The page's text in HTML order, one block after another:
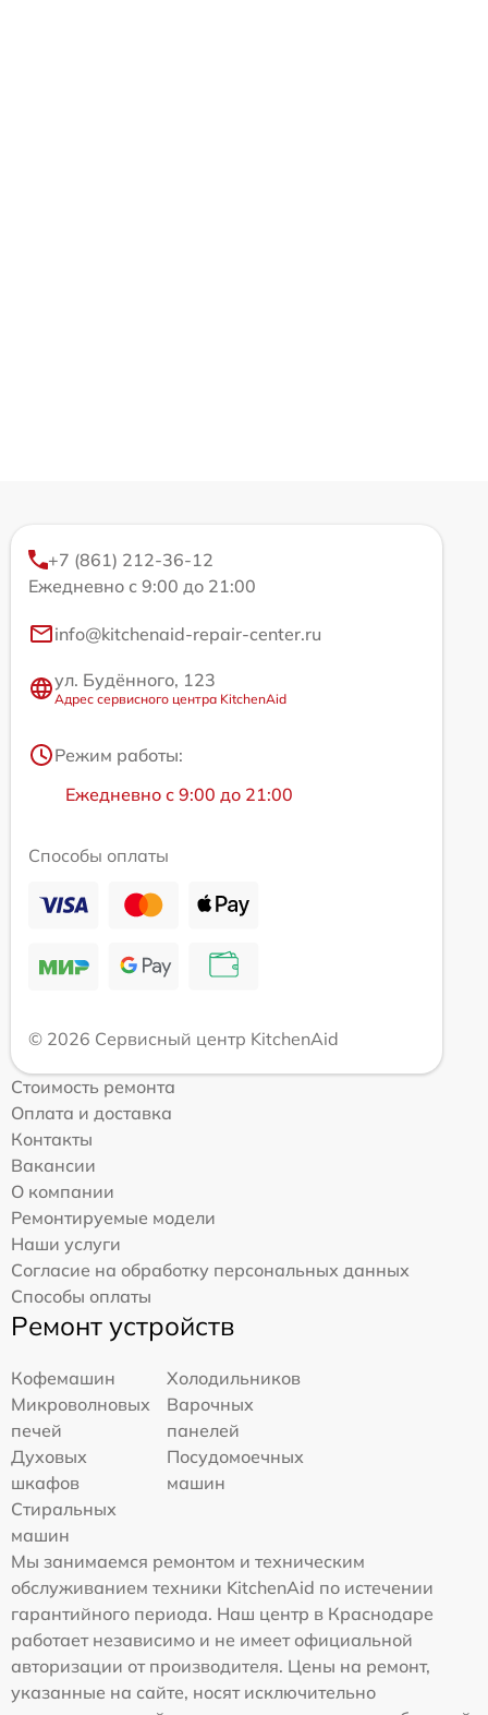
+7 (861) 212-36-12
Ежедневно с 9:00 до 21:00
info@kitchenaid-repair-center.ru
ул. Будённого, 123
Адрес сервисного центра KitchenAid
Режим работы:
Ежедневно с 9:00 до 21:00
Способы оплаты
© 2026 Сервисный центр KitchenAid
Стоимость ремонта
Оплата и доставка
Контакты
Вакансии
О компании
Ремонтируемые модели
Наши услуги
Согласие на обработку персональных данных
Способы оплаты
Ремонт устройств
Кофемашин
Холодильников
Микроволновых
печей
Варочных
панелей
Духовых
шкафов
Посудомоечных
машин
Стиральных
машин
Мы занимаемся ремонтом и техническим
обслуживанием техники KitchenAid по истечении
гарантийного периода. Наш центр в Краснодаре
работает независимо и не имеет официальной
авторизации от производителя. Цены на ремонт,
указанные на сайте, носят исключительно